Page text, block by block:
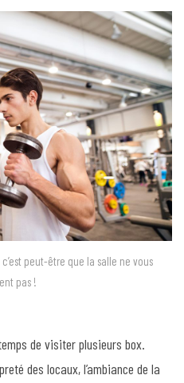
peut-être que la salle ne vous
pas !
de visiter plusieurs box.
des locaux, l’ambiance de la